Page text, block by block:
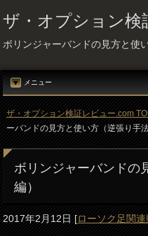
ザ・オプション検
ボリンジャーバンドの見方と使
メニュー
ザ・オプション検証レビュー.com
ーバンドの見方と使い方（逆張り手
ボリンジャーバンドの
編）
2017年2月12日[ローソク足関